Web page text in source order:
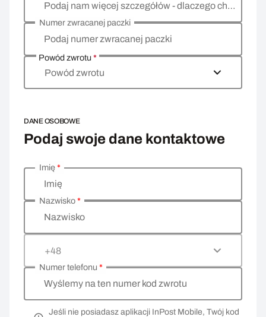
Podaj nam więcej szczegółów - dlaczego chcesz zwrócić towar, co jest powodem?
Podaj numer zwracanej paczki
Numer zwracanej paczki
Powód zwrotu*
Powód zwrotu
DANE OSOBOWE
Podaj swoje dane kontaktowe
Wprowadź swoje dane osobowe
Imię
Imię*
Nazwisko
Nazwisko*
+48
Wyślemy na ten numer kod zwrotu
Numer telefonu *
Jeśli nie posiadasz aplikacji InPost Mobile, Twój kod